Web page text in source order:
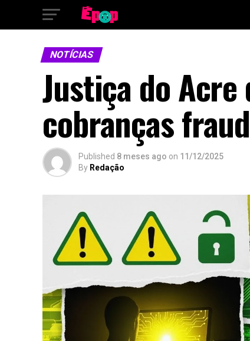
NOTÍCIAS
Justiça do
cobranças
Published 8 meses ago on 11/12/2025
By Redação